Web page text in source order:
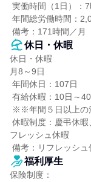
備考：171時間／月
休日・休暇
休日・休暇
月8～9日
フレッシュ休暇
備考：リフレッシュ
福利厚生
保険制度：